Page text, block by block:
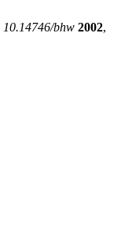
10.14746/bhw 2002,